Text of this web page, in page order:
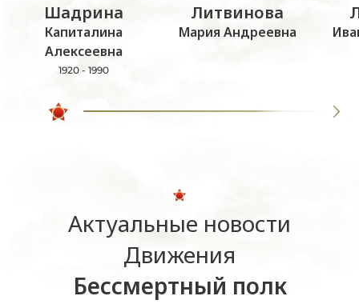
Шадрина
Капиталина
Алексеевна
1920 - 1990
Литвинова
Мария Андреевна
Актуальные новости
Движения
Бессмертный полк